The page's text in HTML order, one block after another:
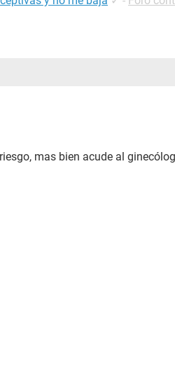
mas bien acude al